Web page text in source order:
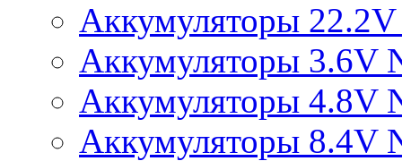
Аккумуляторы
Аккумуляторы 3.6V
Аккумуляторы 4.8V
Аккумуляторы 8.4V